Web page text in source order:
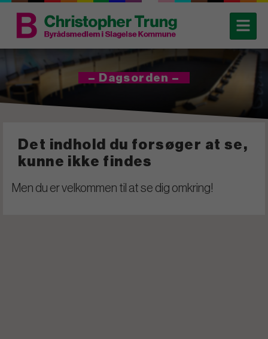
– Dagsorden –
Det indhold du forsøger at se,
kunne ikke findes
Men du er velkommen til at se dig omkring!